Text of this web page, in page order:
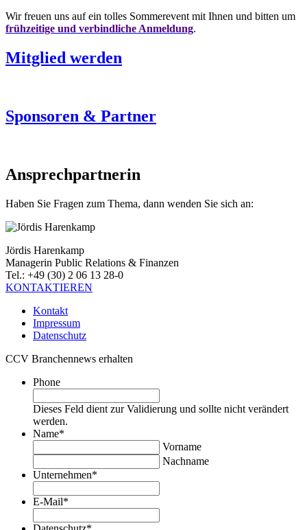
Wir freuen uns auf ein tolles Sommerevent mit Ihnen und bitten um
frühzeitige und verbindliche Anmeldung.
Mitglied werden
Sponsoren & Partner
Ansprechpartnerin
Haben Sie Fragen zum Thema, dann wenden Sie sich an:
Jördis Harenkamp
Managerin Public Relations & Finanzen
Tel.: +49 (30) 2 06 13 28-0
KONTAKTIEREN
Kontakt
Impressum
Datenschutz
CCV Branchennews erhalten
Phone
Dieses Feld dient zur Validierung und sollte nicht verändert
werden.
Name*
Vorname
Nachname
Unternehmen*
E-Mail*